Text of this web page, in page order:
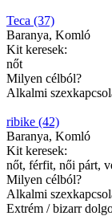
Teca (37)
Baranya, Komló
Kit keresek:
nőt
Milyen célból?
Alkalmi
ribike (42)
Baranya, Komló
Kit keresek:
nőt, férfit, női párt,
Milyen célból?
Alkalmi
Extrém / bizarr